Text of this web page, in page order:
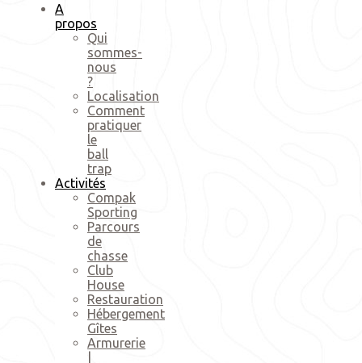
A
propos
Qui
sommes-
nous
?
Localisation
Comment
pratiquer
le
ball
trap
Activités
Compak
Sporting
Parcours
de
chasse
Club
House
Restauration
Hébergement
Gîtes
Armurerie